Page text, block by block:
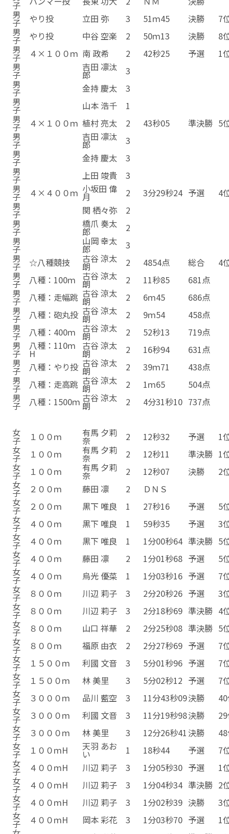
子
男
子 やり投 立田 弥 3 51ｍ45 決勝
7
男
子 やり投 中谷 空楽 2 50ｍ13 決勝
8
男
子 ４×１００ｍ 南 政希 2 42秒25 予選
1
男
子
吉田 凛汰
郎
3
男
子 金持 慶太
3
男
子 山本 浩千
1
男
子 ４×１００ｍ 植村 亮太 2 43秒05 準決勝 5
男
子
吉田 凛汰
郎
3
男
子 金持 慶太
3
男
子 上田 竣貴
3
男
子 ４×４００ｍ 小坂田 偉
月 2 3分29秒24 予選
4
男
子 関 栖々弥
2
男
子
橋爪 奏太
郎
2
男
子
山岡 幸太
郎
3
男
子 ☆八種競技 古谷 涼太
朗 2 4854点 総合
4
男
子 八種：100ｍ 古谷 涼太
朗 2 11秒85 681点
男
子 八種：走幅跳 古谷 涼太
朗 2 6ｍ45 686点
男
子 八種：砲丸投 古谷 涼太
朗 2 9ｍ54
458点
男
子 八種：400ｍ 古谷 涼太
朗 2 52秒13
719点
男
子
八種：110ｍ
H
古谷 涼太
朗 2 16秒94 631点
男
子 八種：やり投 古谷 涼太
朗 2 39ｍ71
438点
男
子 八種：走高跳 古谷 涼太
朗 2 1ｍ65
504点
男
子 八種：1500ｍ 古谷 涼太
朗 2 4分31秒10 737点
女
子 １００ｍ 有馬 夕莉
奈 2 12秒32 予選
1
女
子 １００ｍ 有馬 夕莉
奈 2 12秒11 準決勝 1
女
子 １００ｍ 有馬 夕莉
奈 2 12秒07 決勝
2
女
子 ２００ｍ 藤田 凛 2
ＤＮＳ
女
子 ２００ｍ 黒下 唯良 1 27秒16 予選
5
女
子 ４００ｍ 黒下 唯良 1 59秒35 予選
3
女
子 ４００ｍ 黒下 唯良 1 1分00秒64 準決勝 5
女
子 ４００ｍ 藤田 凛 2 1分01秒68 予選
5
女
子 ４００ｍ 烏光 優菜 1 1分03秒16 予選
7
女
子 ８００ｍ 川辺 莉子 3 2分20秒26 予選
3
女
子 ８００ｍ 川辺 莉子 3 2分18秒69 準決勝 4
女
子 ８００ｍ 山口 祥華 2 2分25秒08 準決勝 5
女
子 ８００ｍ 福原 由衣 2 2分27秒69 予選
7
女
子 １５００ｍ 利國 文音 3 5分01秒96 予選
7
女
子 １５００ｍ 林 美里 3 5分02秒12 予選
7
女
子 ３０００ｍ 品川 藍空 3 11分43秒09決勝
女
子 ３０００ｍ 利國 文音 3 11分19秒98決勝
女
子 ３０００ｍ 林 美里 3 12分26秒41決勝
女
子 １００ｍH 天羽 あお
い 1 18秒44 予選
7
女
子 ４００ｍH 川辺 莉子 3 1分05秒30 予選
1
女
子 ４００ｍH 川辺 莉子 3 1分04秒34 準決勝 2
女
子 ４００ｍH 川辺 莉子 3 1分02秒39 決勝
3
女
子 ４００ｍH 岡本 彩花 3 1分03秒70 予選
1